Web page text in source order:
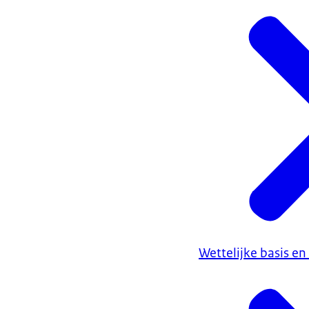
Wettelijke basis en